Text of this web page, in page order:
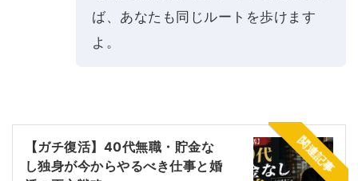
ば、あなたも同じルートを歩けます
よ。
関連記事
【ガチ復活】40代無職・貯金な
し独身が今からやるべき仕事と婚